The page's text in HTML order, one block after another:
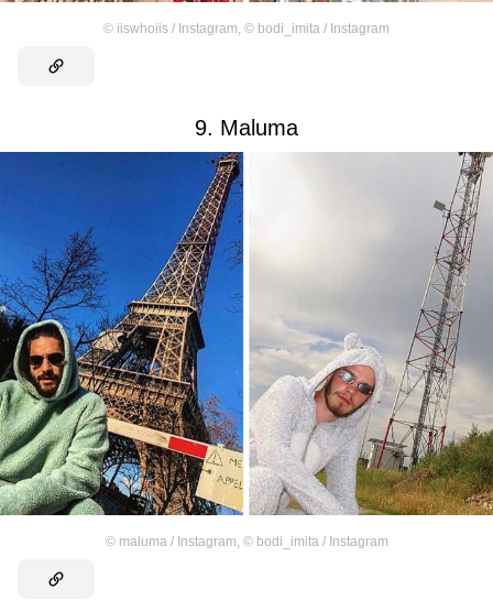
© iiswhoiis / Instagram, © bodi_imita / Instagram
9. Maluma
© maluma / Instagram, © bodi_imita / Instagram